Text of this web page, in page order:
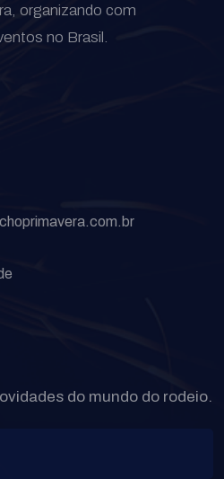
organizando com
no Brasil.
do mundo do rodeio.